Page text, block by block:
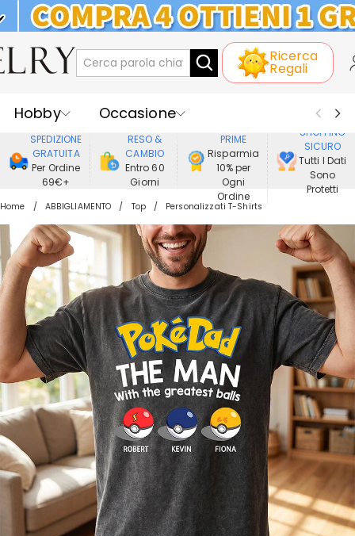
KLARNA: PAGAMENTO A RATE SENZA
INTERESSI
Ricerca
Regali
Hobby
Occasione
Ricevente
Best Seller
Nuovi
Gioielli
Casa&Vita
Abbigliamento
SPEDIZIONE
GRATUITA
Per Ordine
69€+
RESO &
CAMBIO
Entro 60
Giorni
PRIME
Risparmia
10% per
Ogni
Ordine
SHOPPING
SICURO
Tutti I Dati
Sono
Protetti
Home ABBIGLIAMENTO Top Personalizzati T-Shirts